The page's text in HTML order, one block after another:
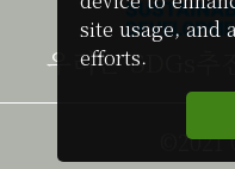
site usage, and
efforts.
우리는 SDGs추